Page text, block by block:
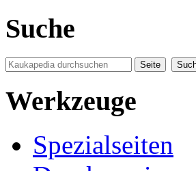
Suche
Werkzeuge
Spezialseiten